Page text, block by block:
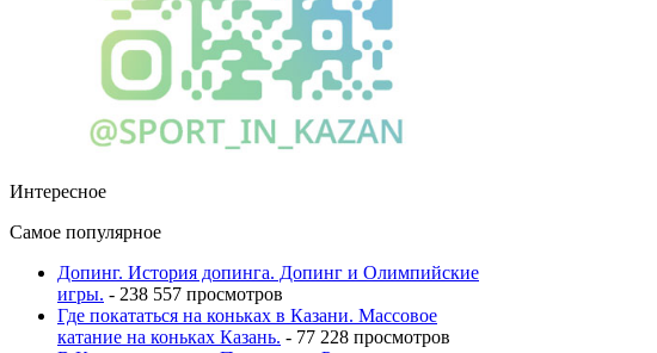
Интересное
Самое популярное
Допинг. История допинга. Допинг и Олимпийские
игры. - 238 557 просмотров
Где покататься на коньках в Казани. Массовое
катание на коньках Казань. - 77 228 просмотров